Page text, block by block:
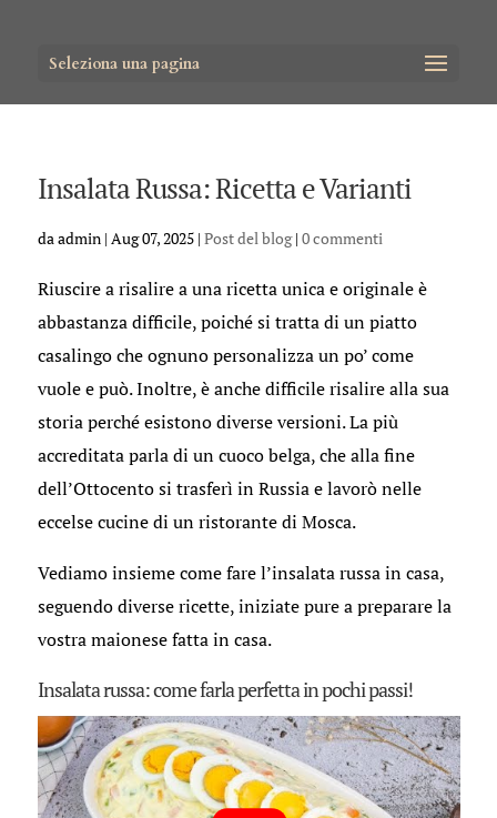
Seleziona una pagina
Insalata Russa: Ricetta e Varianti
daadmin| Aug 07, 2025| Post del blog| 0 commenti
Riuscire a risalire a una ricetta unica e originale è
abbastanza difficile, poiché si tratta di un piatto
casalingo che ognuno personalizza un po’ come
vuole e può. Inoltre, è anche difficile risalire alla sua
storia perché esistono diverse versioni. La più
accreditata parla di un cuoco belga, che alla fine
dell’Ottocento si trasferì in Russia e lavorò nelle
eccelse cucine di un ristorante di Mosca.
Vediamo insieme come fare l’insalata russa in casa,
seguendo diverse ricette, iniziate pure a preparare la
vostra maionese fatta in casa.
Insalata russa: come farla perfetta in pochi passi!